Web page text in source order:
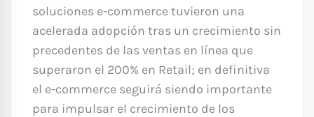
soluciones e-commerce tuvieron una
acelerada adopción tras un crecimiento sin
precedentes de las ventas en línea que
superaron el 200% en Retail; en definitiva
el e-commerce seguirá siendo importante
para impulsar el crecimiento de los